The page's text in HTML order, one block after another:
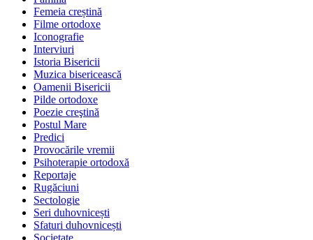
Femeia creștină
Filme ortodoxe
Iconografie
Interviuri
Istoria Bisericii
Muzica bisericească
Oamenii Bisericii
Pilde ortodoxe
Poezie creştină
Postul Mare
Predici
Provocările vremii
Psihoterapie ortodoxă
Reportaje
Rugăciuni
Sectologie
Seri duhovnicești
Sfaturi duhovnicești
Societate